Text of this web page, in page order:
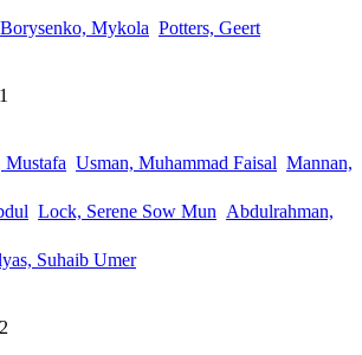
Borysenko, Mykola Potters, Geert
Mustafa Usman, Muhammad Faisal Mannan,
Lock, Serene Sow Mun Abdulrahman,
Suhaib Umer